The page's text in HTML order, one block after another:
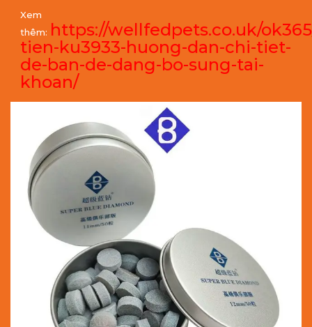
Xem
thêm: https://wellfedpets.co.uk/
tien-ku3933-huong-dan-chi-tiet-
de-ban-de-dang-bo-sung-tai-
khoan/